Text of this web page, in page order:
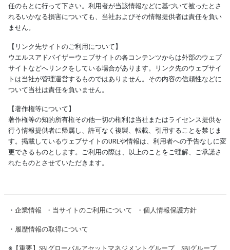
任のもとに行って下さい。利用者が当該情報などに基づいて被ったとさ
れるいかなる損害についても、当社およびその情報提供者は責任を負い
ません。
【リンク先サイトのご利用について】
ウエルスアドバイザーウェブサイトの各コンテンツからは外部のウェブ
サイトなどへリンクをしている場合があります。リンク先のウェブサイ
トは当社が管理運営するものではありません。その内容の信頼性などに
ついて当社は責任を負いません。
【著作権等について】
著作権等の知的所有権その他一切の権利は当社またはライセンス提供を
行う情報提供者に帰属し、許可なく複製、転載、引用することを禁じま
す。掲載しているウェブサイトのURLや情報は、利用者への予告なしに変
更できるものとします。ご利用の際は、以上のことをご理解、ご承諾さ
れたものとさせていただきます。
・ 企業情報 ・ 当サイトのご利用について ・ 個人情報保護方針
・ 履歴情報の取得について
※【重要】SBIグローバルアセットマネジメントグループ、SBIグループ